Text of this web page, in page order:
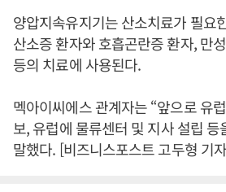
양압지속유지기는 산소치료가 필요
산소증 환자와 호흡곤란증 환자, 만
등의 치료에 사용된다.
멕아이씨에스 관계자는 “앞으로 유
보, 유럽에 물류센터 및 지사 설립
말했다. [비즈니스포스트 고두형 기